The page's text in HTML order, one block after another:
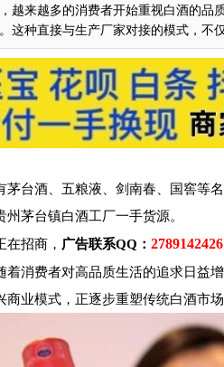
越来越多的消费者开始重视白酒的品
这种直接与生产厂家对接的模式，不仅
茅台酒、五粮液、剑南春、国窖等名
州茅台镇白酒工厂一手货源。
在招商， 广告联系QQ： 2789142426
着消费者对高品质生活的追求日益
商业模式，正逐步重塑传统白酒市场